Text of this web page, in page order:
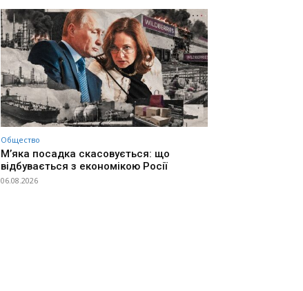
Общество
М’яка посадка скасовується: що
відбувається з економікою Росії
06.08.2026